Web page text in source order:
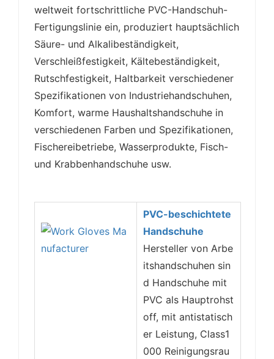
weltweit fortschrittliche PVC-Handschuh-
Fertigungslinie ein, produziert hauptsächlich
Säure- und Alkalibeständigkeit,
Verschleißfestigkeit, Kältebeständigkeit,
Rutschfestigkeit, Haltbarkeit verschiedener
Spezifikationen von Industriehandschuhen,
Komfort, warme Haushaltshandschuhe in
verschiedenen Farben und Spezifikationen,
Fischereibetriebe, Wasserprodukte, Fisch-
und Krabbenhandschuhe usw.
PVC-beschichtete
Handschuhe
Hersteller von Arbe
itshandschuhen sin
d Handschuhe mit
PVC als Hauptrohst
off, mit antistatisch
er Leistung, Class1
000 Reinigungsrau